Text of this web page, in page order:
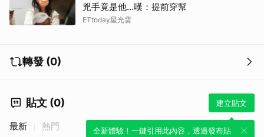
兇手竟是他...嘆：提前穿幫
ETtoday星光雲
轉發 (0)
貼文 (0) 建立貼文
全新體驗！一鍵引用此內容，透過發布貼
最新 熱門